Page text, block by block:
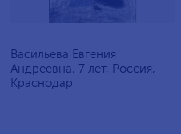
Васильева Евгения
Андреевна, 7 лет, Россия,
Краснодар